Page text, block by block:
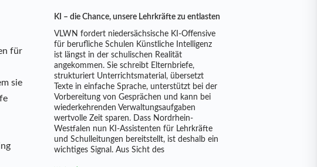
für
sie
KI – die Chance, unsere Lehrkräfte zu entlasten
VLWN fordert niedersächsische KI-Offensive
für berufliche Schulen Künstliche Intelligenz
ist längst in der schulischen Realität
angekommen. Sie schreibt Elternbriefe,
strukturiert Unterrichtsmaterial, übersetzt
Texte in einfache Sprache, unterstützt bei der
Vorbereitung von Gesprächen und kann bei
wiederkehrenden Verwaltungsaufgaben
wertvolle Zeit sparen. Dass Nordrhein-
Westfalen nun KI-Assistenten für Lehrkräfte
und Schulleitungen bereitstellt, ist deshalb ein
wichtiges Signal. Aus Sicht des